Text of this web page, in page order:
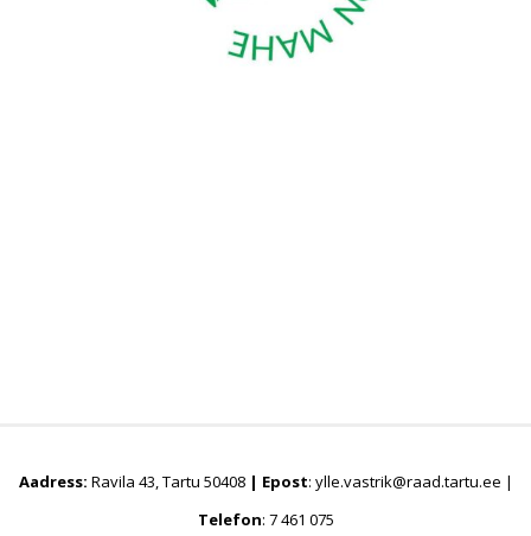
Aadress: Ravila 43, Tartu 50408| Epost: ylle.vastrik@raad.tartu.ee |
Telefon: 7 461 075